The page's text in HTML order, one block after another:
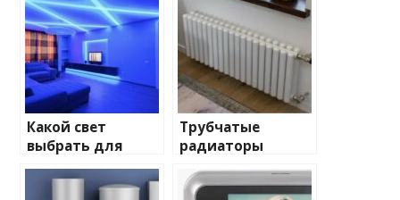
Какой свет
выбрать для
домашнего
освещения
Трубчатые
радиаторы
и характеристики